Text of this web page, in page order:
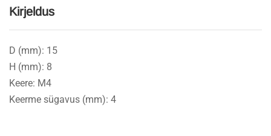
Kirjeldus
D (mm): 15
H (mm): 8
Keere: M4
Keerme sügavus (mm): 4